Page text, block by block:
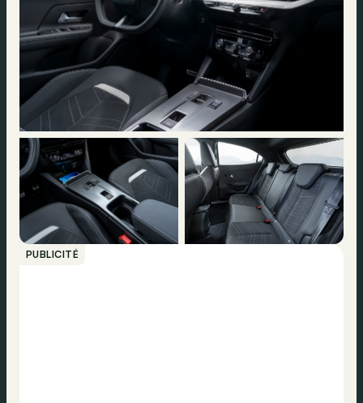
PUBLICITÉ